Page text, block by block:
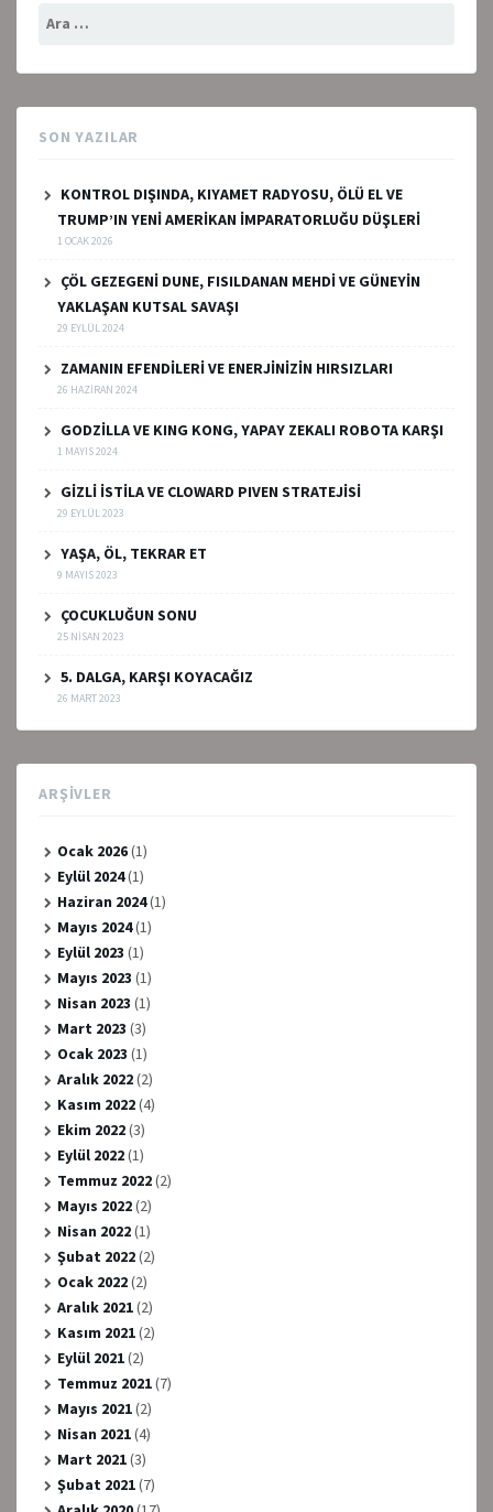
SON YAZILAR
KONTROL DIŞINDA, KIYAMET RADYOSU, ÖLÜ EL VE
TRUMP’IN YENİ AMERİKAN İMPARATORLUĞU DÜŞLERİ
1 OCAK 2026
ÇÖL GEZEGENİ DUNE, FISILDANAN MEHDİ VE GÜNEYİN
YAKLAŞAN KUTSAL SAVAŞI
29 EYLÜL 2024
ZAMANIN EFENDİLERİ VE ENERJİNİZİN HIRSIZLARI
26 HAZIRAN 2024
GODZİLLA VE KING KONG, YAPAY ZEKALI ROBOTA KARŞI
1 MAYIS 2024
GİZLİ İSTİLA VE CLOWARD PIVEN STRATEJİSİ
29 EYLÜL 2023
YAŞA, ÖL, TEKRAR ET
9 MAYIS 2023
ÇOCUKLUĞUN SONU
25 NISAN 2023
5. DALGA, KARŞI KOYACAĞIZ
26 MART 2023
ARŞIVLER
Ocak 2026(1)
Eylül 2024(1)
Haziran 2024(1)
Mayıs 2024(1)
Eylül 2023 (1)
Mayıs 2023 (1)
Nisan 2023 (1)
Mart 2023 (3)
Ocak 2023 (1)
Aralık 2022(2)
Kasım 2022(4)
Ekim 2022(3)
Eylül 2022(1)
Temmuz 2022(2)
Mayıs 2022(2)
Nisan 2022(1)
Şubat 2022(2)
Ocak 2022(2)
Aralık 2021(2)
Kasım 2021(2)
Eylül 2021(2)
Temmuz 2021(7)
Mayıs 2021(2)
Nisan 2021(4)
Mart 2021(3)
Şubat 2021(7)